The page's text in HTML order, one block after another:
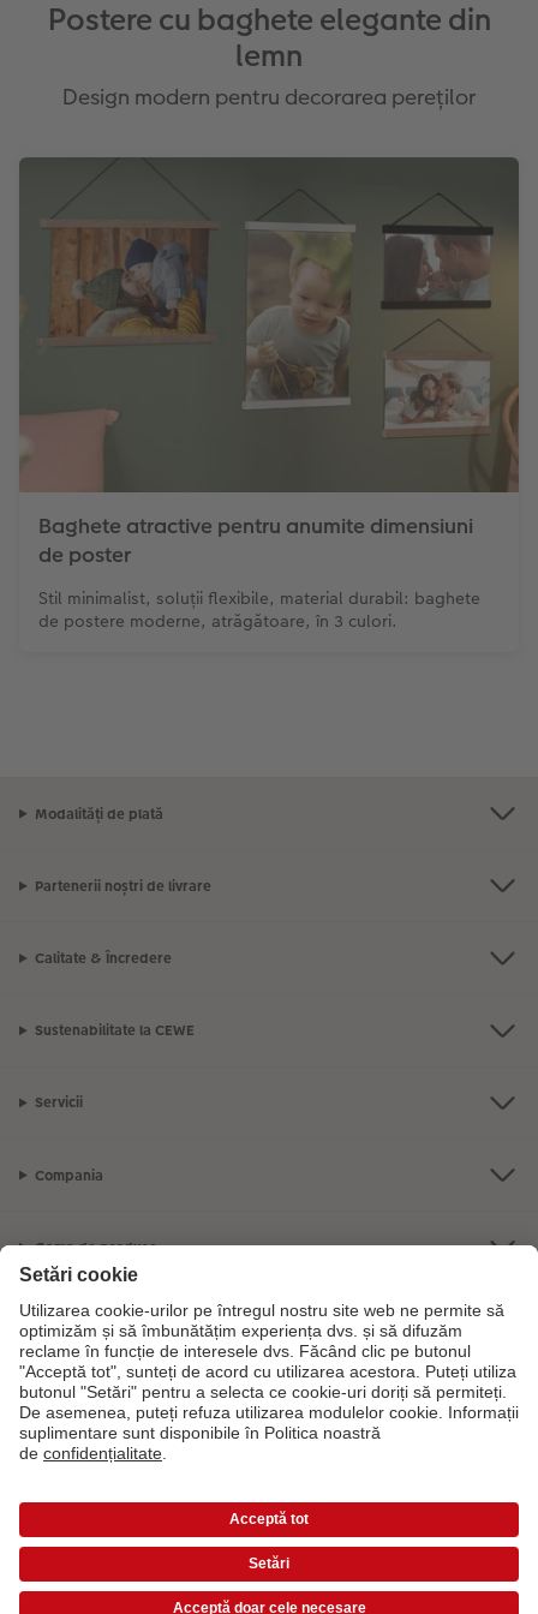
Culori: negru, alb
Postere cu baghete elegante din
lemn
Design modern pentru decorarea pereților
Baghete atractive pentru anumite dimensiuni
de poster
Stil minimalist, soluții flexibile, material durabil: baghete
de postere moderne, atrăgătoare, în 3 culori.
Modalități de plată
Partenerii noștri de livrare
Calitate & Încredere
Sustenabilitate la CEWE
Servicii
Compania
Gama de produse
CEWE Fotolumea
Dacă aveți întrebări despre serviciile noastre sau comanda dvs., vă rugăm
să ne contactati telefonic:0316 300 693De luni până duminică: 09:00 -
17:30